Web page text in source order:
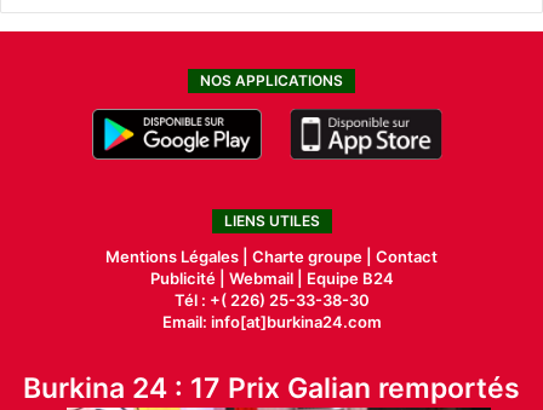
NOS APPLICATIONS
LIENS UTILES
Mentions Légales | Charte groupe | Contact
Publicité| Webmail |
Equipe B24
Tél : +( 226) 25-33-38-30
Email: info[at]burkina24.com
Burkina 24 : 17 Prix Galian remportés